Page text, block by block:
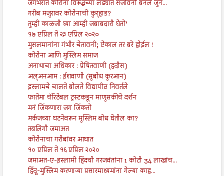
जगभरात कोरोना विरूद्धच्या लढ्यात संजीवनी बनले जुने...
गरीब मजुरावर कोरोनाची कुर्‍हाड?
तुम्ही काळजी घ्या आम्ही जबाबदारी घेतो’
१७ एप्रिल ते २३ एप्रिल २०२०
मुसलमानांना गंभीर चेतावनी; ऐकाल तर बरे होईल !
कोरोना आणि मुस्लिम समाज
अनाथाचा अधिकार : प्रेषितवाणी (हदीस)
अल्अनआम : ईशवाणी (सुबोध कुरआन)
इस्लामचे चालते बोलते विद्यापीठ निवर्तले
फातेमा चॅरिटेबल ट्रस्टकडून माणुसकीचे दर्शन
मनं जिंकणारा जग जिंकतो
मर्कजच्या घटनेवरून मुस्लिम बोध घेतील का?
तबलिगी जमाअत
कोरोनाचा गरीबांवर आघात
१० एप्रिल ते १६ एप्रिल २०२०
जमाअत-ए-इस्लामी हिंदची गरजवंतांना 1 कोटी 34 लाखांच...
हिंदू-मुस्लिम करणाऱ्या प्रसारमाध्यमांना गेल्या काह...